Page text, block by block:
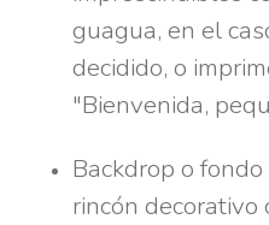
guagua, en el
decidido, o
"Bienvenida,
Backdrop o
rincón decorativo